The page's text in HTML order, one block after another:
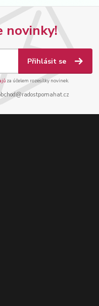
novinky!
Přihlásit se
za účelem rozesílky novinek.